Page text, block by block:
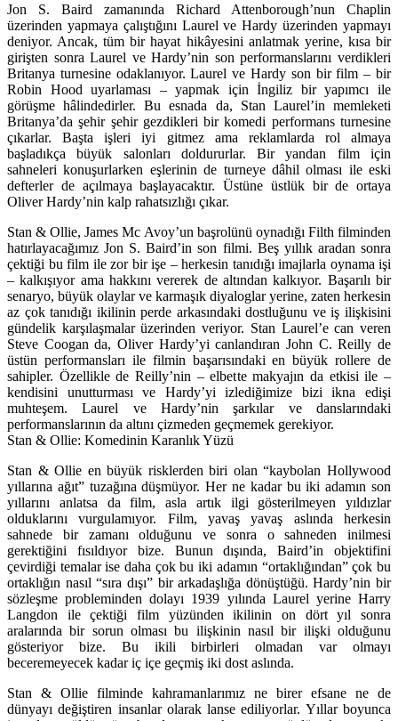
Jon S. Baird zamanında Richard Attenborough’nun Chaplin
üzerinden yapmaya çalıştığını Laurel ve Hardy üzerinden yapmayı
deniyor. Ancak, tüm bir hayat hikâyesini anlatmak yerine, kısa bir
girişten sonra Laurel ve Hardy’nin son performanslarını verdikleri
Britanya turnesine odaklanıyor. Laurel ve Hardy son bir film – bir
Robin Hood uyarlaması – yapmak için İngiliz bir yapımcı ile
görüşme hâlindedirler. Bu esnada da, Stan Laurel’in memleketi
Britanya’da şehir şehir gezdikleri bir komedi performans turnesine
çıkarlar. Başta işleri iyi gitmez ama reklamlarda rol almaya
başladıkça büyük salonları doldururlar. Bir yandan film için
sahneleri konuşurlarken eşlerinin de turneye dâhil olması ile eski
defterler de açılmaya başlayacaktır. Üstüne üstlük bir de ortaya
Oliver Hardy’nin kalp rahatsızlığı çıkar.
Stan & Ollie, James Mc Avoy’un başrolünü oynadığı Filth filminden
hatırlayacağımız Jon S. Baird’in son filmi. Beş yıllık aradan sonra
çektiği bu film ile zor bir işe – herkesin tanıdığı imajlarla oynama işi
– kalkışıyor ama hakkını vererek de altından kalkıyor. Başarılı bir
senaryo, büyük olaylar ve karmaşık diyaloglar yerine, zaten herkesin
az çok tanıdığı ikilinin perde arkasındaki dostluğunu ve iş ilişkisini
gündelik karşılaşmalar üzerinden veriyor. Stan Laurel’e can veren
Steve Coogan da, Oliver Hardy’yi canlandıran John C. Reilly de
üstün performansları ile filmin başarısındaki en büyük rollere de
sahipler. Özellikle de Reilly’nin – elbette makyajın da etkisi ile –
kendisini unutturması ve Hardy’yi izlediğimize bizi ikna edişi
muhteşem. Laurel ve Hardy’nin şarkılar ve danslarındaki
performanslarının da altını çizmeden geçmemek gerekiyor.
Stan & Ollie: Komedinin Karanlık Yüzü
Stan & Ollie en büyük risklerden biri olan “kaybolan Hollywood
yıllarına ağıt” tuzağına düşmüyor. Her ne kadar bu iki adamın son
yıllarını anlatsa da film, asla artık ilgi gösterilmeyen yıldızlar
olduklarını vurgulamıyor. Film, yavaş yavaş aslında herkesin
sahnede bir zamanı olduğunu ve sonra o sahneden inilmesi
gerektiğini fısıldıyor bize. Bunun dışında, Baird’in objektifini
çevirdiği temalar ise daha çok bu iki adamın “ortaklığından” çok bu
ortaklığın nasıl “sıra dışı” bir arkadaşlığa dönüştüğü. Hardy’nin bir
sözleşme probleminden dolayı 1939 yılında Laurel yerine Harry
Langdon ile çektiği film yüzünden ikilinin on dört yıl sonra
aralarında bir sorun olması bu ilişkinin nasıl bir ilişki olduğunu
gösteriyor bize. Bu ikili birbirleri olmadan var olmayı
beceremeyecek kadar iç içe geçmiş iki dost aslında.
Stan & Ollie filminde kahramanlarımız ne birer efsane ne de
dünyayı değiştiren insanlar olarak lanse ediliyorlar. Yıllar boyunca